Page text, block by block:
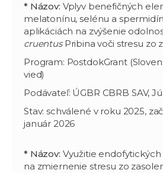
* Názov: Vplyv benefičných
melatonínu, selénu a
aplikáciách na zvýšenie
cruentus Pribina voči stresu zo
Program: PostdokGrant
vied)
Podávateľ: ÚGBR CBRB SAV,
Stav: schválené v roku 2025,
január 2026
* Názov: Využitie
na zmiernenie stresu zo